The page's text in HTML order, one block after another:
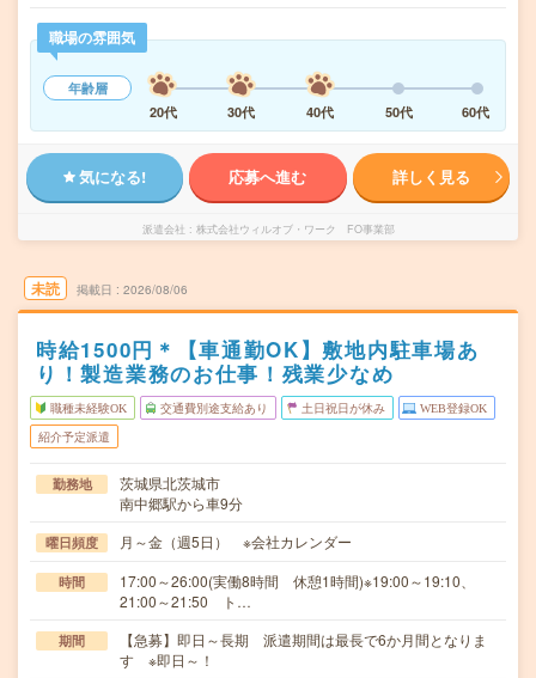
職場の雰囲気
年齢層
20代
30代 40代 50代 60代
気になる! 応募へ進む 詳しく見る
派遣会社 株式会社ウィルオブ・ワーク FO事業部
未読 掲載日 2026/08/06
時給1500円＊【車通勤OK】敷地内駐車場あ
り！製造業務のお仕事！残業少なめ
職種未経験OK 交通費別途支給あり 土日祝日が休み WEB登録OK
紹介予定派遣
勤務地
茨城県北茨城市
南中郷駅から車9分
曜日頻度 月～金（週5日） ※会社カレンダー
時間
17:00～26:00(実働8時間 休憩1時間)※19:00～19:10、
21:00～21:50 ト…
期間
【急募】即日～長期 派遣期間は最長で6か月間となりま
す ※即日～！